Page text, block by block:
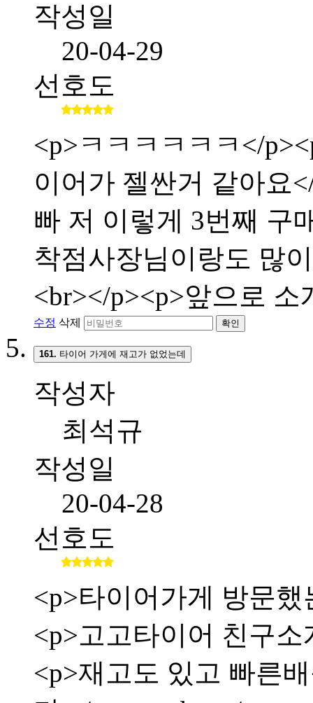
작성일
20-04-29
선호도
<p>ㅋㅋㅋㅋㅋㅋ</
이어가 젤싼거 같아요
빠 저 이렇게 3번째 구
착점사장님이랑도 많
<br></p><p>앞으로
수정 삭제 확인
161. 타이어 가게에 재고가 없었는데
작성자
최석규
작성일
20-04-28
선호도
<p>타이어가게 방문
<p>고고타이어 친구
<p>재고도 있고 빠른